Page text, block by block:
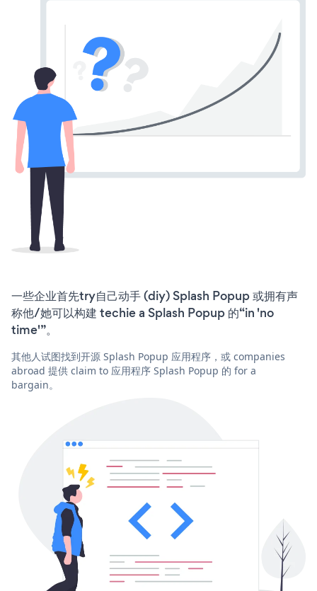
一些企业首先try自己动手 (diy) Splash Popup 或拥有声
称他/她可以构建 techie a Splash Popup 的“in 'no
time'”。
其他人试图找到开源 Splash Popup 应用程序，或 companies
abroad 提供 claim to 应用程序 Splash Popup 的 for a
bargain。